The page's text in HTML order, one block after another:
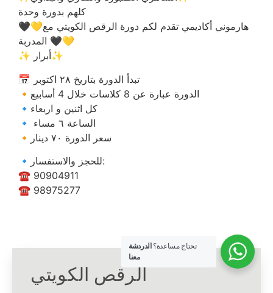
كلهم بدورة وحدة
المدربة 🖤💛
✨ أبرار✨
‏‎📅 تبدأ الدورة بتاريخ ٢٨ اكتوبر
‏‎🔸الدورة عبارة عن 8 كلاسات خلال 4 أسابيع
‏‎🔹كل اثنين و اربعاء
‏‎🔹 الساعة ٦ مساء
‏‎🔸سعر الدورة ٧٠ دينار
‏‎🔹للحجز والاستفسار:
☎ 90904911
☎ 98975277
الرقص الكويتي
تحتاج مساعدة؟ الدردشة
معنا